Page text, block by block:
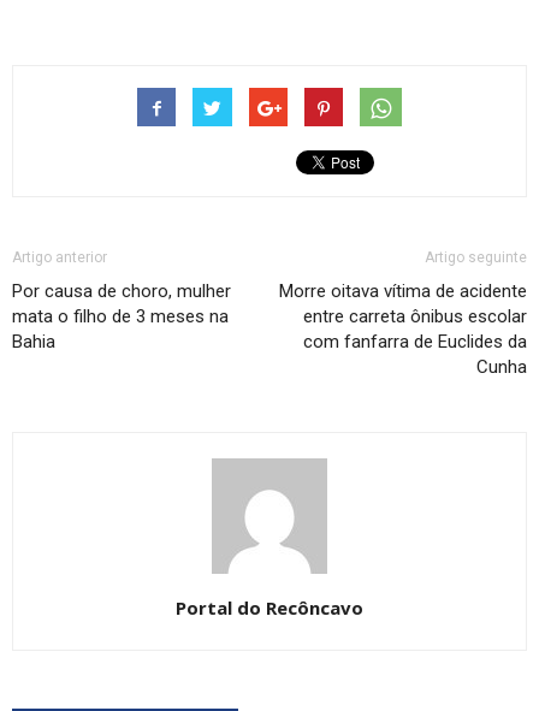
Artigo anterior
Por causa de choro, mulher
mata o filho de 3 meses na
Bahia
Artigo seguinte
Morre oitava vítima de acidente
entre carreta ônibus escolar
com fanfarra de Euclides da
Cunha
Portal do Recôncavo